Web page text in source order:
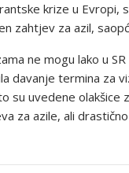
krize u Evropi,
zahtjev za azil,
ne mogu lako u
davanje termina za
su uvedene olakšice
za azile, ali